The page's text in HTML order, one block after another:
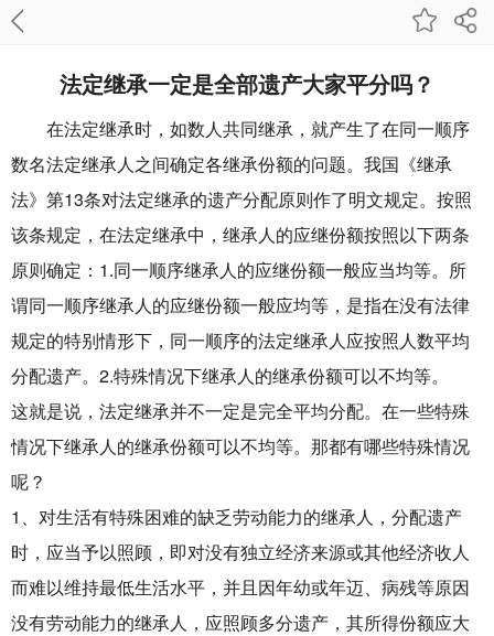
法定继承一定是全部遗产大家平分吗？
在法定继承时，如数人共同继承，就产生了在同一顺序
数名法定继承人之间确定各继承份额的问题。我国《继承
法》第13条对法定继承的遗产分配原则作了明文规定。按照
该条规定，在法定继承中，继承人的应继份额按照以下两条
原则确定：1.同一顺序继承人的应继份额一般应当均等。所
谓同一顺序继承人的应继份额一般应均等，是指在没有法律
规定的特别情形下，同一顺序的法定继承人应按照人数平均
分配遗产。2.特殊情况下继承人的继承份额可以不均等。
这就是说，法定继承并不一定是完全平均分配。在一些特殊
情况下继承人的继承份额可以不均等。那都有哪些特殊情况
呢？
1、对生活有特殊困难的缺乏劳动能力的继承人，分配遗产
时，应当予以照顾，即对没有独立经济来源或其他经济收人
而难以维持最低生活水平，并且因年幼或年迈、病残等原因
没有劳动能力的继承人，应照顾多分遗产，其所得份额应大